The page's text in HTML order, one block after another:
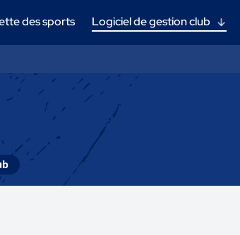
des sports Logiciel de gestion club